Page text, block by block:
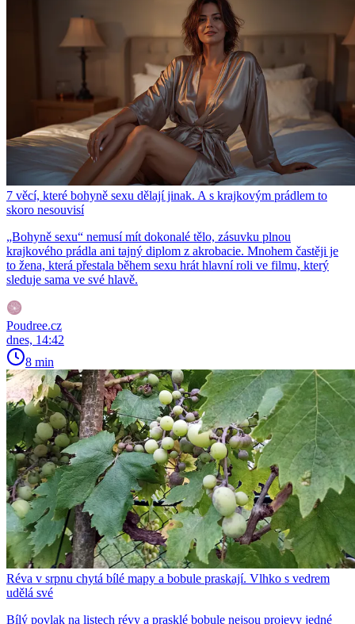
7 věcí, které bohyně sexu dělají jinak. A s krajkovým prádlem to
skoro nesouvisí
„Bohyně sexu“ nemusí mít dokonalé tělo, zásuvku plnou
krajkového prádla ani tajný diplom z akrobacie. Mnohem častěji je
to žena, která přestala během sexu hrát hlavní roli ve filmu, který
sleduje sama ve své hlavě.
Poudree.cz
dnes, 14:42
8 min
Réva v srpnu chytá bílé mapy a bobule praskají. Vlhko s vedrem
udělá své
Bílý povlak na listech révy a prasklé bobule nejsou projevy jedné